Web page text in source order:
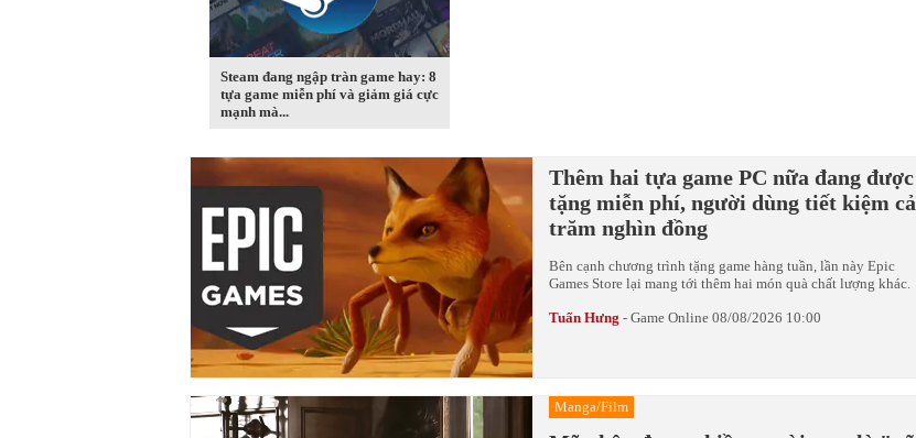
Steam đang ngập tràn game hay: 8
tựa game miễn phí và giảm giá cực
mạnh mà...
Thêm hai tựa game PC nữa đang được
tặng miễn phí, người dùng tiết kiệm cả
trăm nghìn đồng
Bên cạnh chương trình tặng game hàng tuần, lần này Epic
Games Store lại mang tới thêm hai món quà chất lượng khác.
Tuấn Hưng - Game Online 08/08/2026 10:00
Manga/Film